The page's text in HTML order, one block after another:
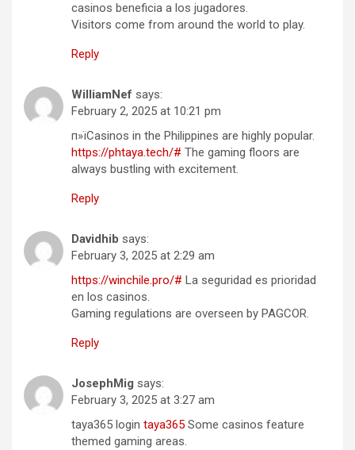
casinos beneficia a los jugadores.
Visitors come from around the world to play.
Reply
WilliamNef says:
February 2, 2025 at 10:21 pm
п»їCasinos in the Philippines are highly popular.
https://phtaya.tech/# The gaming floors are
always bustling with excitement.
Reply
Davidhib says:
February 3, 2025 at 2:29 am
https://winchile.pro/# La seguridad es prioridad
en los casinos.
Gaming regulations are overseen by PAGCOR.
Reply
JosephMig says:
February 3, 2025 at 3:27 am
taya365 login taya365 Some casinos feature
themed gaming areas.